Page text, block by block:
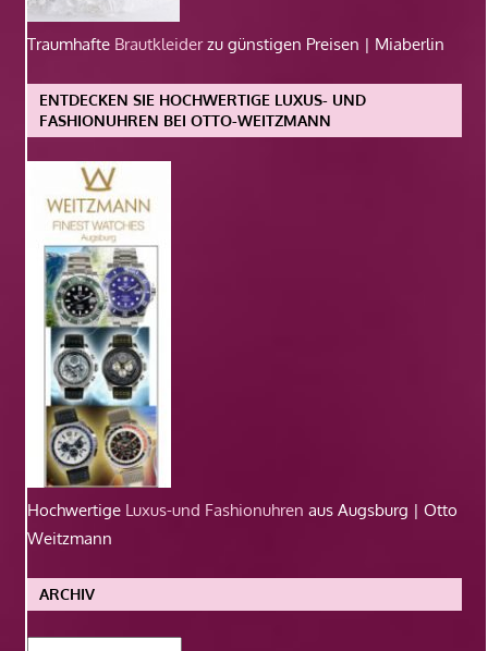
Traumhafte Brautkleiderzu günstigen Preisen | Miaberlin
ENTDECKEN SIE HOCHWERTIGE LUXUS- UND
FASHIONUHREN BEI OTTO-WEITZMANN
Hochwertige Luxus-und Fashionuhren aus Augsburg | Otto
Weitzmann
ARCHIV